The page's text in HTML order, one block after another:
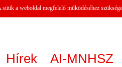
a weboldal megfelelő működéséhez
Hírek AI-MNHSZ